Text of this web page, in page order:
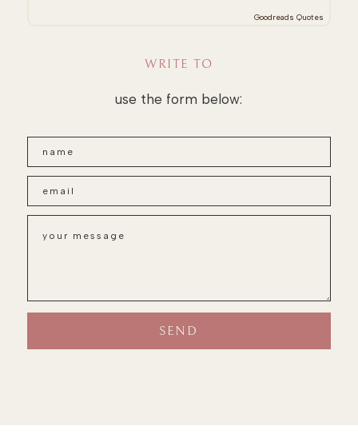
Goodreads Quotes
WRITE TO
use the form below: